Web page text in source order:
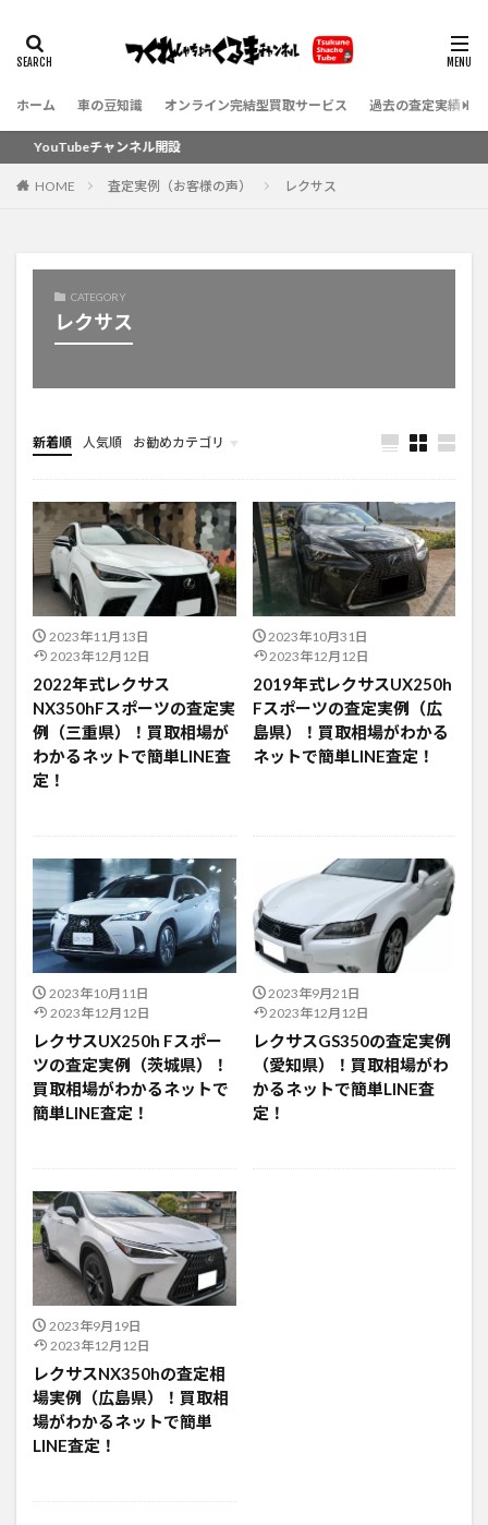
ホーム 車の豆知識 オンライン完結型買取サービス 過去の査定実績（
チャンネル開設
HOME 査定実例（お客様の声） レクサス
CATEGORY
レクサス
新着順 人気順 お勧めカテゴリ
新車情報
2023年11月13日
2023年12月12日
2022年式レクサス
NX350hFスポーツの査定実
例（三重県）！買取相場が
わかるネットで簡単LINE査
定！
2023年10月31日
2023年12月12日
2019年式レクサスUX250h
Fスポーツの査定実例（広
島県）！買取相場がわかる
ネットで簡単LINE査定！
2023年10月11日
2023年12月12日
レクサスUX250h Fスポー
ツの査定実例（茨城県）！
買取相場がわかるネットで
簡単LINE査定！
2023年9月21日
2023年12月12日
レクサスGS350の査定実例
（愛知県）！買取相場がわ
かるネットで簡単LINE査
定！
2023年9月19日
2023年12月12日
レクサスNX350hの査定相
場実例（広島県）！買取相
場がわかるネットで簡単
LINE査定！